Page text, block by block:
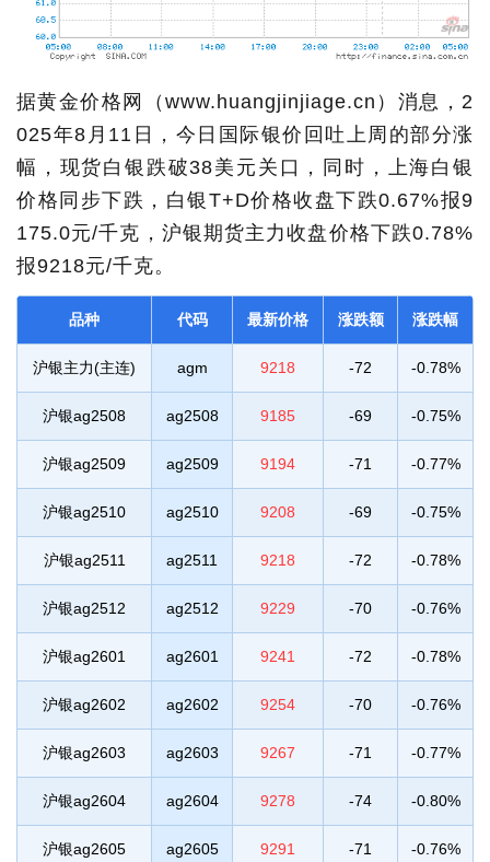
据黄金价格网（www.huangjinjiage.cn）消息，2
025年8月11日，今日国际银价回吐上周的部分涨
幅，现货白银跌破38美元关口，同时，上海白银
价格同步下跌，白银T+D价格收盘下跌0.67%报9
175.0元/千克，沪银期货主力收盘价格下跌0.78%
报9218元/千克。
品种 代码 最新价格 涨跌额 涨跌幅
沪银主力(主连) agm 9218 -72 -0.78%
沪银ag2508 ag2508 9185 -69 -0.75%
沪银ag2509 ag2509 9194 -71 -0.77%
沪银ag2510 ag2510 9208 -69 -0.75%
沪银ag2511 ag2511 9218 -72 -0.78%
沪银ag2512 ag2512 9229 -70 -0.76%
沪银ag2601 ag2601 9241 -72 -0.78%
沪银ag2602 ag2602 9254 -70 -0.76%
沪银ag2603 ag2603 9267 -71 -0.77%
沪银ag2604 ag2604 9278 -74 -0.80%
沪银ag2605 ag2605 9291 -71 -0.76%